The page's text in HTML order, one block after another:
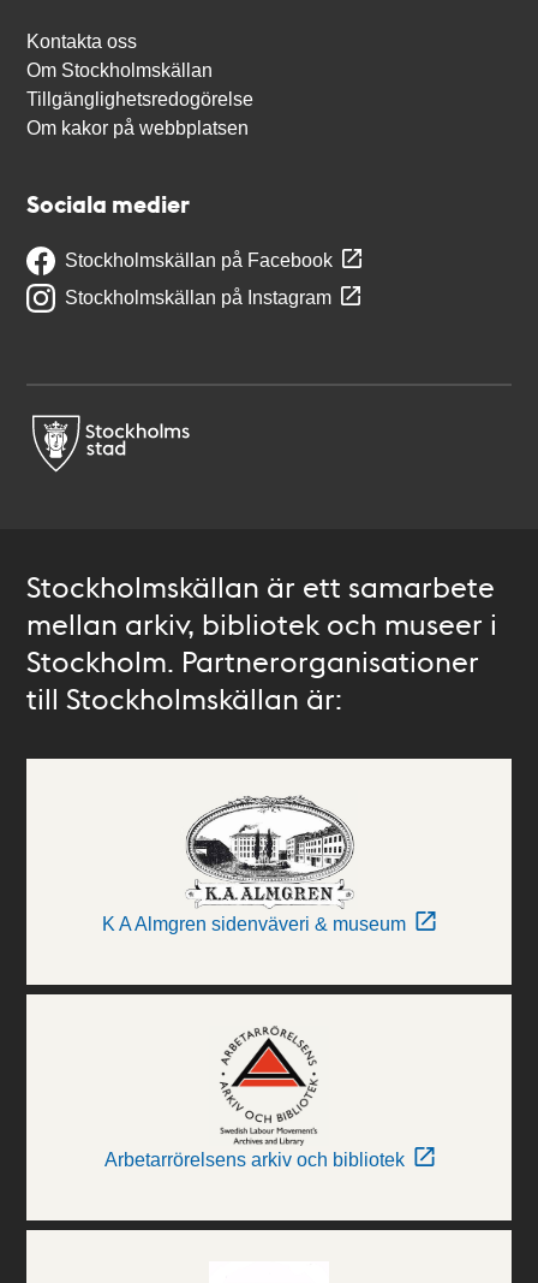
Kontakta oss
Om Stockholmskällan
Tillgänglighetsredogörelse
Om kakor på webbplatsen
Sociala medier
Stockholmskällan på Facebook
Stockholmskällan på Instagram
Stockholmskällan är ett samarbete
mellan arkiv, bibliotek och museer i
Stockholm. Partnerorganisationer
till Stockholmskällan är:
K A Almgren sidenväveri & museum
Arbetarrörelsens arkiv och bibliotek